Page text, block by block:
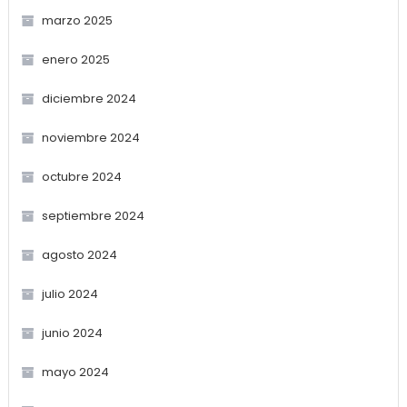
marzo 2025
enero 2025
diciembre 2024
noviembre 2024
octubre 2024
septiembre 2024
agosto 2024
julio 2024
junio 2024
mayo 2024